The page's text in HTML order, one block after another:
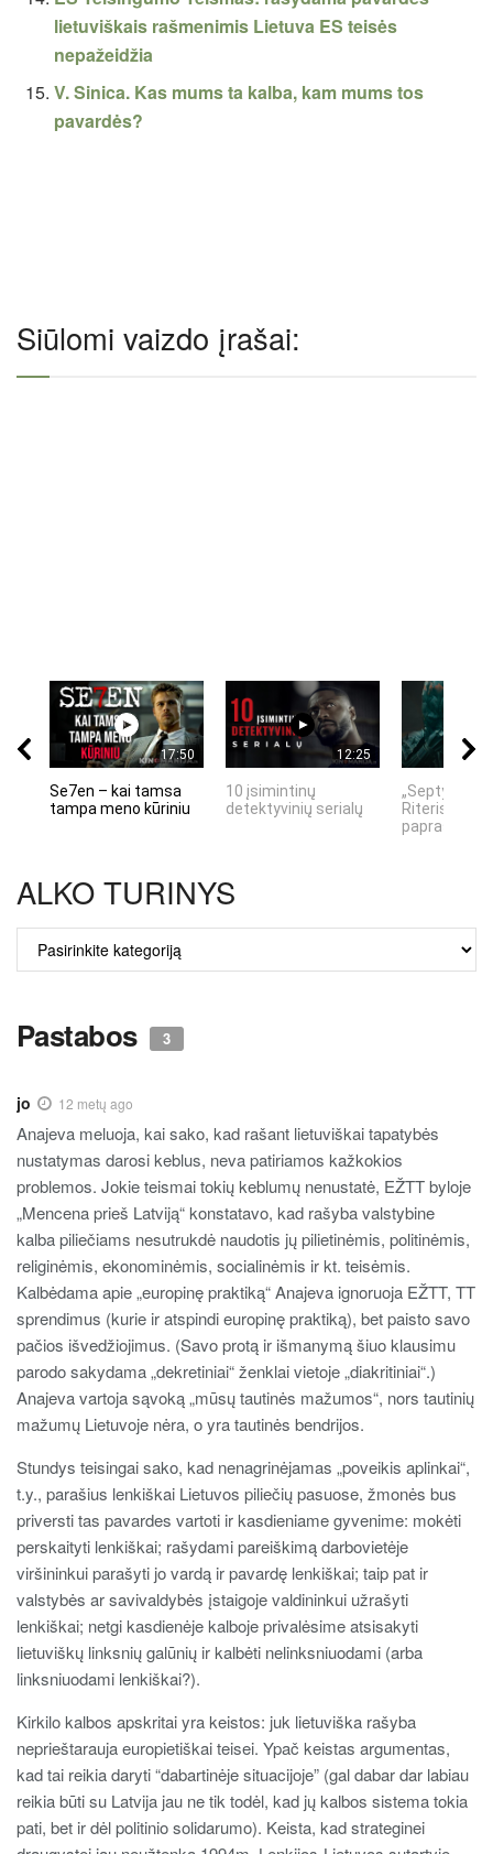
lietuviškais rašmenimis Lietuva ES teisės
nepažeidžia
V. Sinica. Kas mums ta kalba, kam mums tos
pavardės?
Siūlomi vaizdo įrašai:
17:50
Se7en – kai tamsa
tampa meno kūriniu
12:25
10 įsimintinų
detektyvinių serialų
„Septynių
Riteris" – kai
ALKO TURINYS
TURINYS
Pastabos 3
jo 12 metų ago
Anajeva meluoja, kai sako, kad rašant lietuviškai tapatybės
nustatymas darosi keblus, neva patiriamos kažkokios
problemos. Jokie teismai tokių keblumų nenustatė, EŽTT byloje
„Mencena prieš Latviją“ konstatavo, kad rašyba valstybine
kalba piliečiams nesutrukdė naudotis jų pilietinėmis, politinėmis,
religinėmis, ekonominėmis, socialinėmis ir kt. teisėmis.
Kalbėdama apie „europinę praktiką“ Anajeva ignoruoja EŽTT, TT
sprendimus (kurie ir atspindi europinę praktiką), bet paisto savo
pačios išvedžiojimus. (Savo protą ir išmanymą šiuo klausimu
parodo sakydama „dekretiniai“ ženklai vietoje „diakritiniai“.)
Anajeva vartoja sąvoką „mūsų tautinės mažumos“, nors tautinių
mažumų Lietuvoje nėra, o yra tautinės bendrijos.
Stundys teisingai sako, kad nenagrinėjamas „poveikis aplinkai“,
t.y., parašius lenkiškai Lietuvos piliečių pasuose, žmonės bus
priversti tas pavardes vartoti ir kasdieniame gyvenime: mokėti
perskaityti lenkiškai; rašydami pareiškimą darbovietėje
viršininkui parašyti jo vardą ir pavardę lenkiškai; taip pat ir
valstybės ar savivaldybės įstaigoje valdininkui užrašyti
lenkiškai; netgi kasdienėje kalboje privalėsime atsisakyti
lietuviškų linksnių galūnių ir kalbėti nelinksniuodami (arba
linksniuodami lenkiškai?).
Kirkilo kalbos apskritai yra keistos: juk lietuviška rašyba
neprieštarauja europietiškai teisei. Ypač keistas argumentas,
kad tai reikia daryti “dabartinėje situacijoje” (gal dabar dar labiau
reikia būti su Latvija jau ne tik todėl, kad jų kalbos sistema tokia
pati, bet ir dėl politinio solidarumo). Keista, kad strateginei